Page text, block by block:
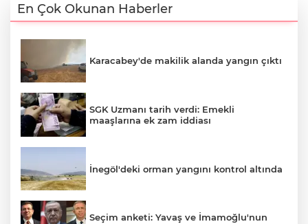
En Çok Okunan Haberler
Karacabey'de makilik alanda yangın çıktı
SGK Uzmanı tarih verdi: Emekli
maaşlarına ek zam iddiası
İnegöl'deki orman yangını kontrol altında
Seçim anketi: Yavaş ve İmamoğlu'nun